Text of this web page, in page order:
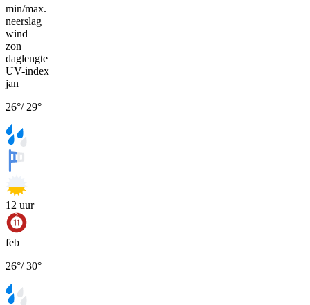
min/max.
neerslag
wind
zon
daglengte
UV-index
jan
26°/ 29°
12 uur
feb
26°/30°